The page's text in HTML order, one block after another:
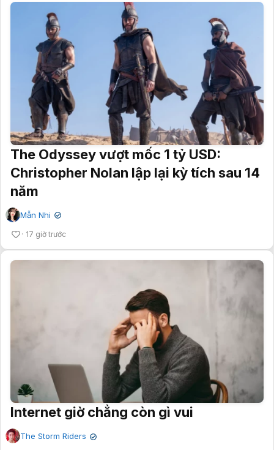
The Odyssey vượt mốc 1 tỷ USD:
Christopher Nolan lập lại kỳ tích sau 14
năm
Mẫn Nhi ✔
17 giờ trước
Internet giờ chẳng còn gì vui
The Storm Riders ✔